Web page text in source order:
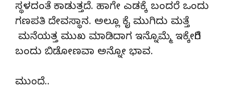
ಸ್ಥಳದಂತೆ ಕಾಡುತ್ತದೆ. ಹಾಗೇ ಎಡಕ್ಕೆ ಬಂದರೆ ಒಂದು
ಗಣಪತಿ ದೇವಸ್ಥಾನ. ಅಲ್ಲೂ ಕೈ ಮುಗಿದು ಮತ್ತೆ
ಮನೆಯತ್ತ ಮುಖ ಮಾಡಿದಾಗ ಇನ್ನೊಮ್ಮೆ ಇಕ್ಕೇರಿಗೆ
ಬಂದು ಬಿಡೋಣವಾ ಅನ್ನೋ ಭಾವ.
ಮುಂದೆ..